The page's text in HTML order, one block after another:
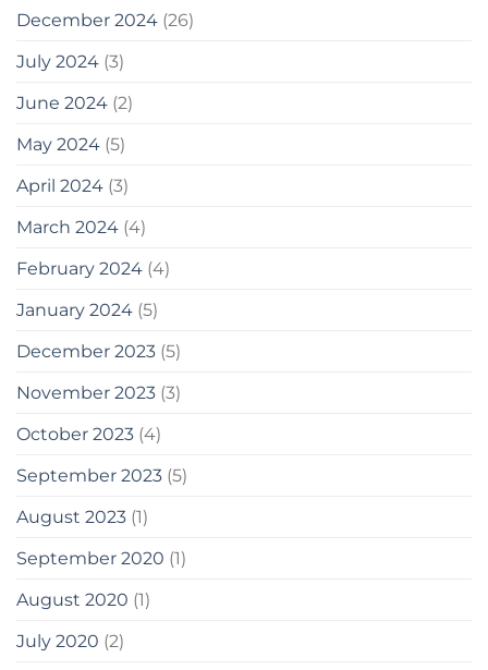
December 2024 (26)
July 2024 (3)
June 2024 (2)
May 2024 (5)
April 2024 (3)
March 2024 (4)
February 2024 (4)
January 2024 (5)
December 2023 (5)
November 2023 (3)
October 2023 (4)
September 2023 (5)
August 2023 (1)
September 2020 (1)
August 2020 (1)
July 2020 (2)